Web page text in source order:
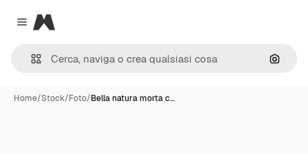
Close menu
Magnific
Cerca
Home/Stock/Foto/Bella natura morta c…